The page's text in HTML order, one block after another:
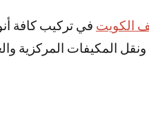
الكويت في تركيب كافة
المكيفات المركزية